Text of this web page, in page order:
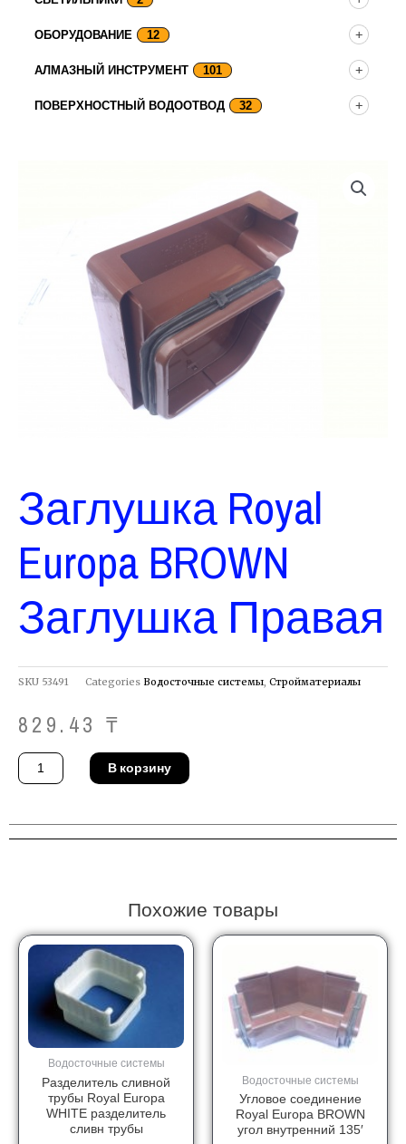
ОБОРУДОВАНИЕ 12
АЛМАЗНЫЙ ИНСТРУМЕНТ 101
ПОВЕРХНОСТНЫЙ ВОДООТВОД 32
Заглушка Royal
Europa BROWN
Заглушка Правая
SKU 53491 Categories Водосточные системы, Стройматериалы
829.43 ₸
Количество
товара
Заглушка
заглушка
правая
В корзину
Похожие товары
Водосточные системы
Разделитель сливной
трубы Royal Europa
WHITE разделитель
сливн трубы
Водосточные системы
Угловое соединение
Royal Europa BROWN
угол внутренний 135′